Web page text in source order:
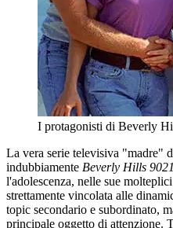
I protagonisti di Beverly
La vera serie televisiva "madre"
indubbiamente Beverly Hills
l'adolescenza, nelle sue
strettamente vincolata alle
topic secondario e subordinato,
principale oggetto di attenzione.